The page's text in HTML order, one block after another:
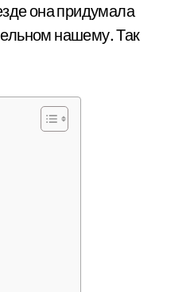
она придумала
нашему. Так